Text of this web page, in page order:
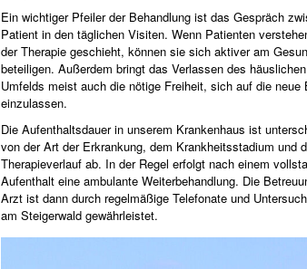
Ein wichtiger Pfeiler der Behandlung ist das Gespräch
Patient in den täglichen Visiten. Wenn Patienten
der Therapie geschieht, können sie sich aktiver am
beteiligen. Außerdem bringt das Verlassen des
Umfelds meist auch die nötige Freiheit, sich auf die neue
einzulassen.
Die Aufenthaltsdauer in unserem Krankenhaus ist
von der Art der Erkrankung, dem Krankheitsstadium und
Therapieverlauf ab. In der Regel erfolgt nach einem
Aufenthalt eine ambulante Weiterbehandlung. Die
Arzt ist dann durch regelmäßige Telefonate und
am Steigerwald gewährleistet.